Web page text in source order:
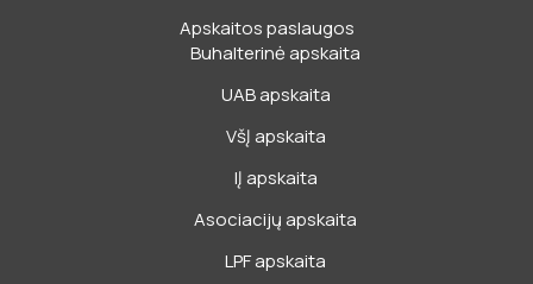
e
b
o
o
k
k
e
d
i
n
Apskaitos paslaugos
Buhalterinė apskaita
UAB apskaita
VšĮ apskaita
IĮ apskaita
Asociacijų apskaita
LPF apskaita